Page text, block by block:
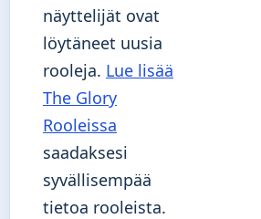
näyttelijät ovat
löytäneet uusia
rooleja. Lue lisää
The Glory
Rooleissa
saadaksesi
syvällisempää
tietoa rooleista.